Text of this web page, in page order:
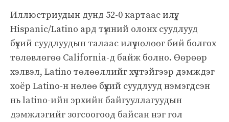
Иллюстриудын дунд 52-0 картаас илүү,
Hispanic/Latino ард түмний олонх суудлууд
бүхий суудлуудын талаас илүү нөлөөг бий болгох
төлөвлөгөө California-д байж болно. Өөрөөр
хэлвэл, Latino төлөөллийг хүчтэйгээр дэмждэг
хоёр Latino-н нөлөө бүхий суудлууд нэмэгдсэн
нь latino-ийн эрхийн байгууллагуудын
дэмжлэгийг зогсоогоод байсан нэг гол